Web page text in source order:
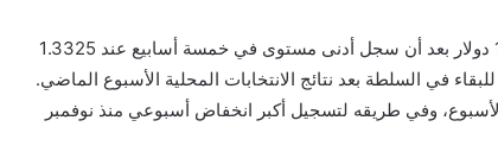
وانخفض الجنيه الإسترليني 0.37 بالمئة إلى 1.3348 دولار بعد أن سجل أدنى مستوى في خمسة أسابيع ⁠عند 1.3325
في السلطة بعد نتائج الانتخابات المحلية الأسبوع الماضي.
وفي طريقه لتسجيل أكبر انخفاض أسبوعي منذ نوفمبر